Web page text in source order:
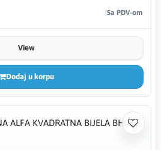
Sa PDV-om
View
Dodaj u korpu